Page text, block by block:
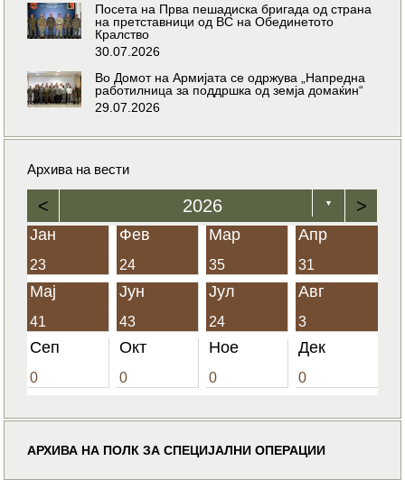
Посета на Прва пешадиска бригада од страна
на претставници од ВС на Обединетото
Кралство
30.07.2026
Во Домот на Армијата се одржува „Напредна
работилница за поддршка од земја домаќин“
29.07.2026
Архива на вести
< 2026 ▼ >
Јан
23
Фев
24
Мар
35
Апр
31
Мај
41
Јун
43
Јул
24
Авг
3
Сеп
0
Окт
0
Ное
0
Дек
0
АРХИВА НА ПОЛК ЗА СПЕЦИЈАЛНИ ОПЕРАЦИИ